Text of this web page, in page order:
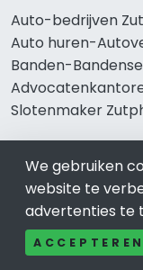
Auto-bedrijven
Auto huren-
Banden-
Slotenmaker
Populair
Woningruil
Prive Spa-Sauna
We gebruiken
website te
advertenties te
ACCEPTEREN